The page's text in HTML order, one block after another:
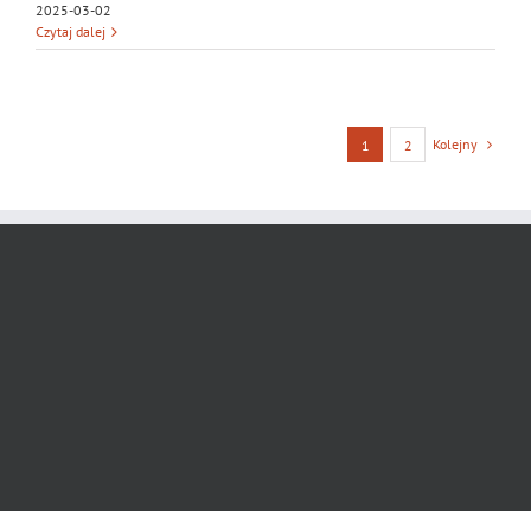
2025-03-02
Czytaj dalej
1 2 Kolejny